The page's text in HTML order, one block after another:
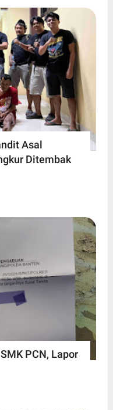
Asal
Ditembak
PCN, Lapor